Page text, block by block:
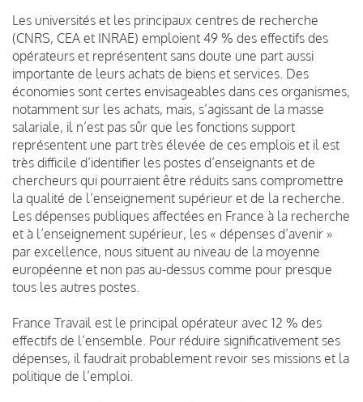
Les universités et les principaux centres de recherche
(CNRS, CEA et INRAE) emploient 49 % des effectifs des
opérateurs et représentent sans doute une part aussi
importante de leurs achats de biens et services. Des
économies sont certes envisageables dans ces organismes,
notamment sur les achats, mais, s’agissant de la masse
salariale, il n’est pas sûr que les fonctions support
représentent une part très élevée de ces emplois et il est
très difficile d’identifier les postes d’enseignants et de
chercheurs qui pourraient être réduits sans compromettre
la qualité de l’enseignement supérieur et de la recherche.
Les dépenses publiques affectées en France à la recherche
et à l’enseignement supérieur, les « dépenses d’avenir »
par excellence, nous situent au niveau de la moyenne
européenne et non pas au-dessus comme pour presque
tous les autres postes.
France Travail est le principal opérateur avec 12 % des
effectifs de l’ensemble. Pour réduire significativement ses
dépenses, il faudrait probablement revoir ses missions et la
politique de l’emploi.